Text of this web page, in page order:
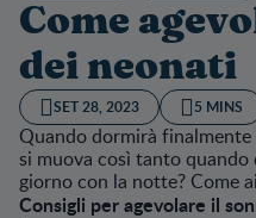
Come
dei neonati
SET 28, 2023 5 MINS
Quando dormirà
si muova così tanto
giorno con la notte? Come
Consigli per agevolare il